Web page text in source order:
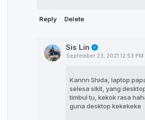
Reply Delete
Sis Lin
September 23, 2021 12:53 PM
Kannn Shida, laptop
selesa sikit, yang
timbul tu, kekok rasa
guna desktop kekekeke